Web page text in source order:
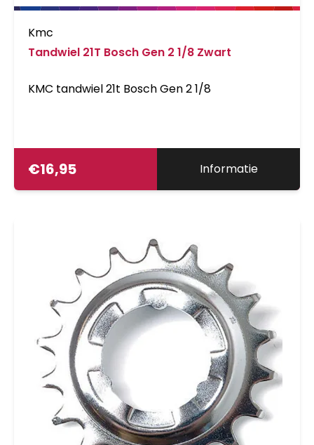
Kmc
Tandwiel 21T Bosch Gen 2 1/8 Zwart
KMC tandwiel 21t Bosch Gen 2 1/8
€16,95 Informatie